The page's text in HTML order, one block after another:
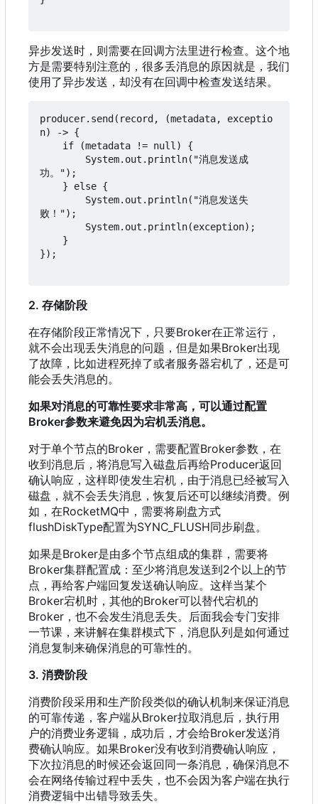
异步发送时，则需要在回调方法里进行检查。这个地
方是需要特别注意的，很多丢消息的原因就是，我们
使用了异步发送，却没有在回调中检查发送结果。
producer.send(record, (metadata, exceptio
n) -> {
功。");
败！");
});
2. 存储阶段
在存储阶段正常情况下 ， 只要Broker在正常运行 ，
就不会出现丢失消息的问题 ， 但是如果Broker出现
了故障 ， 比如进程死掉了或者服务器宕机了 ， 还是可
能会丢失消息的。
如果对消息的可靠性要求非常高 ， 可以通过配置
Broker参数来避免因为宕机丢消息。
对于单个节点的Broker ， 需要配置Broker参数 ， 在
收到消息后 ， 将消息写入磁盘后再给Producer返回
确认响应 ， 这样即使发生宕机 ， 由于消息已经被写入
磁盘 ， 就不会丢失消息 ，恢复后还可以继续消费。例
如 ， 在RocketMQ中 ， 需要将刷盘方式
flushDiskType配置为SYNC_FLUSH同步刷盘。
如果是Broker是由多个节点组成的集群 ， 需要将
Broker集群配置成 ： 至少将消息发送到2个以上的节
点 ， 再给客户端回复发送确认响应。这样当某个
Broker宕机时 ， 其他的Broker可以替代宕机的
Broker ， 也不会发生消息丢失。后面我会专门安排
一节课 ， 来讲解在集群模式下 ， 消息队列是如何通过
消息复制来确保消息的可靠性的。
3. 消费阶段
消费阶段采用和生产阶段类似的确认机制来保证消息
的可靠传递 ， 客户端从Broker拉取消息后 ， 执行用
户的消费业务逻辑 ， 成功后 ， 才会给Broker发送消
费确认响应。如果Broker没有收到消费确认响应 ，
下次拉消息的时候还会返回同一条消息 ， 确保消息不
会在网络传输过程中丢失 ， 也不会因为客户端在执行
消费逻辑中出错导致丢失。